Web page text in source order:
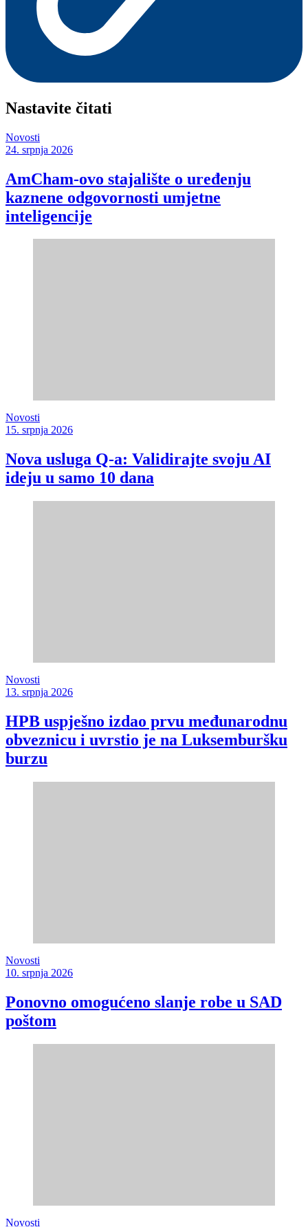
Nastavite čitati
Novosti
24. srpnja 2026
AmCham-ovo stajalište o uređenju
kaznene odgovornosti umjetne
inteligencije
Novosti
15. srpnja 2026
Nova usluga Q-a: Validirajte svoju AI
ideju u samo 10 dana
Novosti
13. srpnja 2026
HPB uspješno izdao prvu međunarodnu
obveznicu i uvrstio je na Luksemburšku
burzu
Novosti
10. srpnja 2026
Ponovno omogućeno slanje robe u SAD
poštom
Novosti